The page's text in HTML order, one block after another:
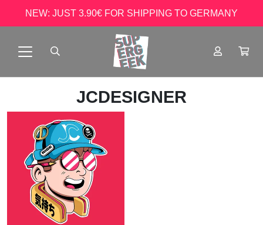
NEW: JUST 3.90€ FOR SHIPPING TO GERMANY
JCDESIGNER